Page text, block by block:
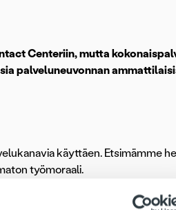
Centeriin, mutta
palveluneuvonnan
käyttäen. Etsimämme
työmoraali.
vastaavista tehtävistä. Kokemus